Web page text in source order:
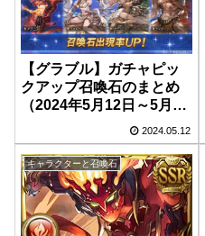
【グラブル】ガチャピッ
クアップ召喚石のまとめ
（2024年5月12日～5月15
2024.05.12
キャラクターと召喚石